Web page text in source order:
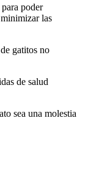
poder
las
gatitos no
de salud
sea una molestia